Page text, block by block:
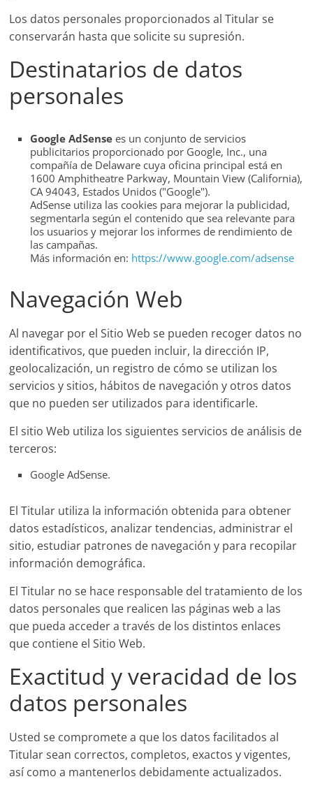
Los datos personales proporcionados al Titular se
conservarán hasta que solicite su supresión.
Destinatarios de datos
personales
Google AdSense es un conjunto de servicios
publicitarios proporcionado por Google, Inc., una
compañía de Delaware cuya oficina principal está en
1600 Amphitheatre Parkway, Mountain View (California),
CA 94043, Estados Unidos ("Google").
AdSense utiliza las cookies para mejorar la publicidad,
segmentarla según el contenido que sea relevante para
los usuarios y mejorar los informes de rendimiento de
las campañas.
Más información en: https://www.google.com/adsense
Navegación Web
Al navegar por el Sitio Web se pueden recoger datos no
identificativos, que pueden incluir, la dirección IP,
geolocalización, un registro de cómo se utilizan los
servicios y sitios, hábitos de navegación y otros datos
que no pueden ser utilizados para identificarle.
El sitio Web utiliza los siguientes servicios de análisis de
terceros:
Google AdSense.
El Titular utiliza la información obtenida para obtener
datos estadísticos, analizar tendencias, administrar el
sitio, estudiar patrones de navegación y para recopilar
información demográfica.
El Titular no se hace responsable del tratamiento de los
datos personales que realicen las páginas web a las
que pueda acceder a través de los distintos enlaces
que contiene el Sitio Web.
Exactitud y veracidad de los
datos personales
Usted se compromete a que los datos facilitados al
Titular sean correctos, completos, exactos y vigentes,
así como a mantenerlos debidamente actualizados.